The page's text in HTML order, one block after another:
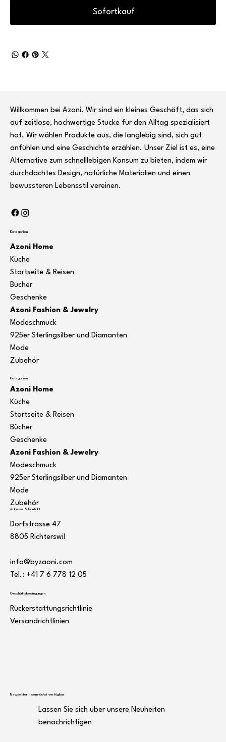
Sofortkauf
Willkommen bei Azoni. Wir sind ein kleines Geschäft, das sich
auf zeitlose, hochwertige Stücke für den Alltag spezialisiert
hat. Wir wählen Produkte aus, die langlebig sind, sich gut
anfühlen und eine Geschichte erzählen. Unser Ziel ist es, eine
Alternative zum schnelllebigen Konsum zu bieten, indem wir
durchdachtes Design, natürliche Materialien und einen
bewussteren Lebensstil vereinen.
Kategorien
Azoni Home
Küche
Startseite & Reisen
Bücher
Geschenke
Azoni Fashion & Jewelry
Modeschmuck
925er Sterlingsilber und Diamanten
Mode
Zubehör
Kategorien
Azoni Home
Küche
Startseite & Reisen
Bücher
Geschenke
Azoni Fashion & Jewelry
Modeschmuck
925er Sterlingsilber und Diamanten
Mode
Zubehör
Adresse & Kontakt
Dorfstrasse 47
8805 Richterswil
info@byzaoni.com
Tel.: +41 7 6 778 12 05
Geschäftsbedingungen
Rückerstattungsrichtlinie
Versandrichtlinien
Newsletter – demnächst verfügbar
Lassen Sie sich über unsere Neuheiten
benachrichtigen